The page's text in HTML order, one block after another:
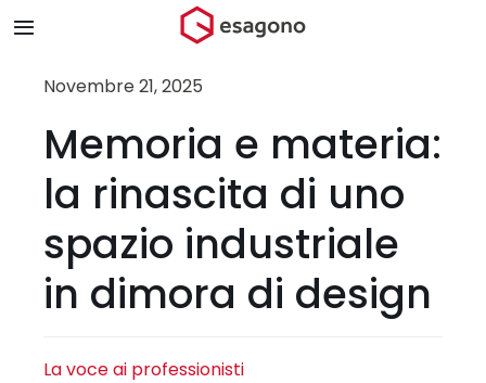
contenuto
Toggle
Navigation
Chi siamo
Store
Novembre 21, 2025
Memoria e materia:
la rinascita di uno
spazio industriale
in dimora di design
La voce ai professionisti